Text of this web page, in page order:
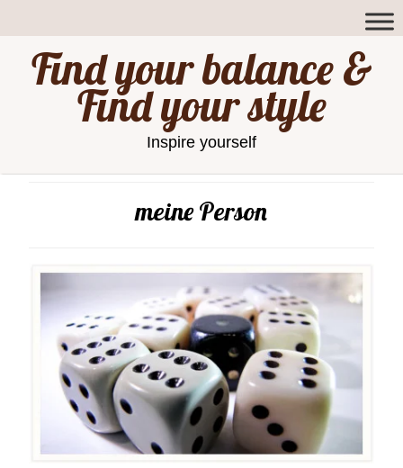
Find your balance &
Find your style
Inspire yourself
meine Person